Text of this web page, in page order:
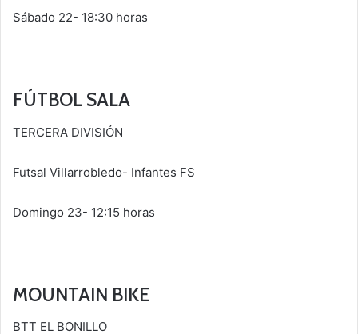
Sábado 22- 18:30 horas
FÚTBOL SALA
TERCERA DIVISIÓN
Futsal Villarrobledo- Infantes FS
Domingo 23- 12:15 horas
MOUNTAIN BIKE
BTT EL BONILLO